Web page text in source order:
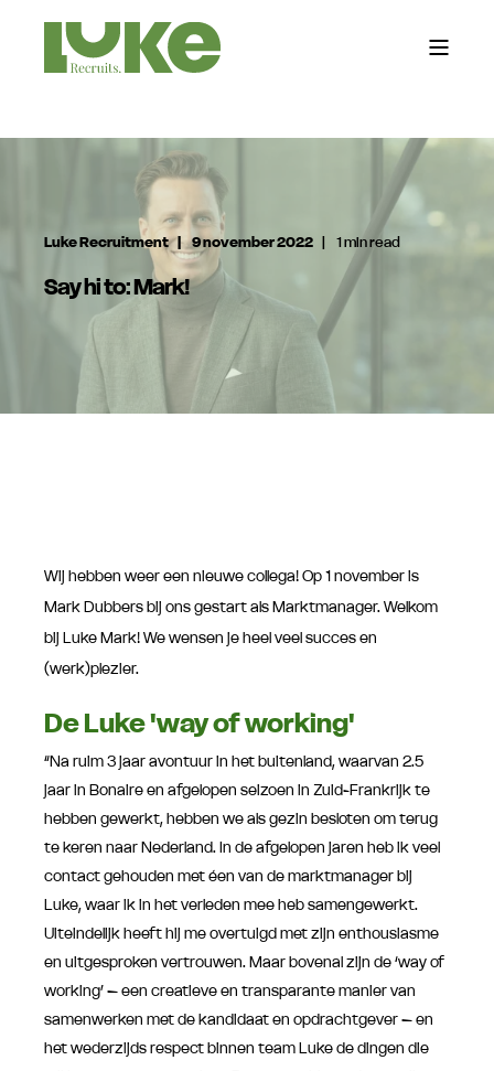
Luke Recruitment 9 november 2022 1 min read
Say hi to: Mark!
Wij hebben weer een nieuwe collega! Op 1 november is
Mark Dubbers bij ons gestart als Marktmanager. Welkom
bij Luke Mark! We wensen je heel veel succes en
(werk)plezier.
De Luke 'way of working'
“Na ruim 3 jaar avontuur in het buitenland, waarvan 2.5
jaar in Bonaire en afgelopen seizoen in Zuid-Frankrijk te
hebben gewerkt, hebben we als gezin besloten om terug
te keren naar Nederland. In de afgelopen jaren heb ik veel
contact gehouden met éen van de marktmanager bij
Luke, waar ik in het verleden mee heb samengewerkt.
Uiteindelijk heeft hij me overtuigd met zijn enthousiasme
en uitgesproken vertrouwen. Maar bovenal zijn de ‘way of
working’ – een creatieve en transparante manier van
samenwerken met de kandidaat en opdrachtgever – en
het wederzijds respect binnen team Luke de dingen die